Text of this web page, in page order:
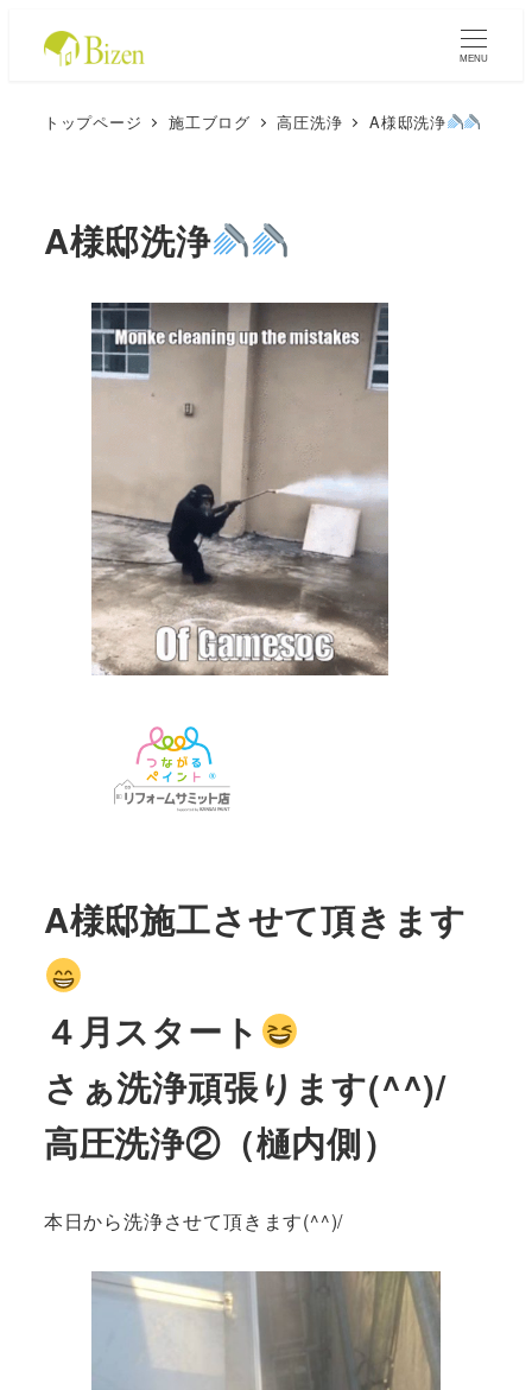
MENU
トップページ 施工ブログ 高圧洗浄 A様邸洗浄
A様邸洗浄
A様邸施工させて頂きます
４月スタート
さぁ洗浄頑張ります(^^)/
高圧洗浄②（樋内側）
本日から洗浄させて頂きます(^^)/